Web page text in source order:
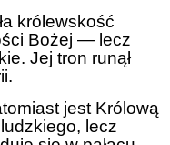
królewskość
Bożej — lecz
Jej tron runął
jest Królową
lecz